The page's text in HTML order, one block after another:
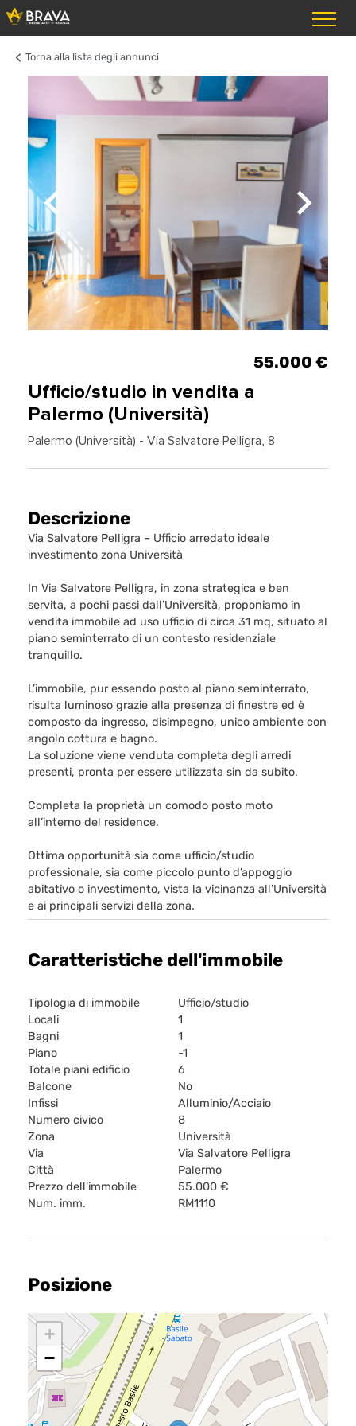
Torna alla lista degli annunci
Ufficio/studio in vendita a
Palermo (Università)
Palermo (Università) - Via Salvatore Pelligra, 8
55.000 €
Descrizione
Via Salvatore Pelligra – Ufficio arredato ideale
investimento zona Università
In Via Salvatore Pelligra, in zona strategica e ben
servita, a pochi passi dall’Università, proponiamo in
vendita immobile ad uso ufficio di circa 31 mq, situato al
piano seminterrato di un contesto residenziale
tranquillo.
L’immobile, pur essendo posto al piano seminterrato,
risulta luminoso grazie alla presenza di finestre ed è
composto da ingresso, disimpegno, unico ambiente con
angolo cottura e bagno.
La soluzione viene venduta completa degli arredi
presenti, pronta per essere utilizzata sin da subito.
Completa la proprietà un comodo posto moto
all’interno del residence.
Ottima opportunità sia come ufficio/studio
professionale, sia come piccolo punto d’appoggio
abitativo o investimento, vista la vicinanza all’Università
e ai principali servizi della zona.
Caratteristiche dell'immobile
Tipologia di immobile
Ufficio/studio
Locali
1
Bagni
1
Piano
-1
Totale piani edificio
6
Balcone
No
Infissi
Alluminio/Acciaio
Numero civico
8
Zona
Università
Via
Via Salvatore Pelligra
Città
Palermo
Prezzo dell'immobile
55.000 €
Num. imm.
RM1110
Posizione
+
−